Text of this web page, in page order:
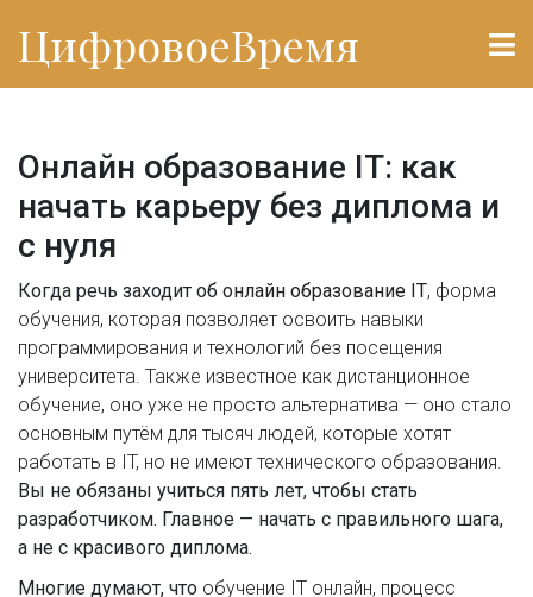
ЦифровоеВремя
Онлайн образование IT: как
начать карьеру без диплома и
с нуля
Когда речь заходит об онлайн образование IT, форма
обучения, которая позволяет освоить навыки
программирования и технологий без посещения
университета. Также известное как дистанционное
обучение, оно уже не просто альтернатива — оно стало
основным путём для тысяч людей, которые хотят
работать в IT, но не имеют технического образования.
Вы не обязаны учиться пять лет, чтобы стать
разработчиком. Главное — начать с правильного шага,
а не с красивого диплома.
Многие думают, что обучение IT онлайн, процесс